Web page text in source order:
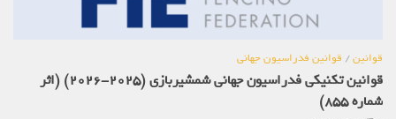
قوانین/قوانین فدراسیون جهانی
قوانین تکنیکی فدراسیون جهانی شمشیربازی (2025-2026) (اثر
شماره 855)